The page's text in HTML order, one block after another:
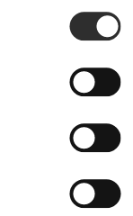
støydemping -
Bluetooth-adapter -
sertifisert, Zoom
Eks mva
U30 -
-